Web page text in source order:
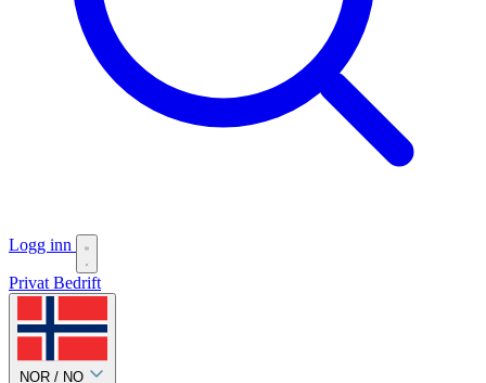
Logg inn
Privat Bedrift
NOR / NO